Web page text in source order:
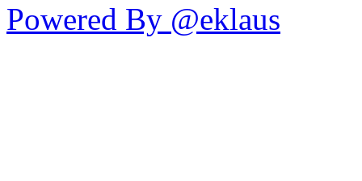
Powered By @eklaus